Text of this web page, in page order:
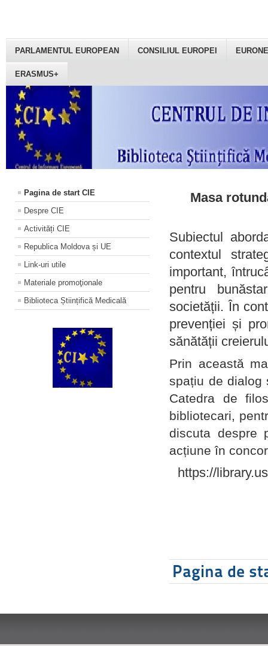
PARLAMENTUL EUROPEAN CONSILIUL EUROPEI
ERASMUS+
Pagina de start CIE
Despre CIE
Activități CIE
Republica Moldova și UE
Link-uri utile
Materiale promoţionale
Biblioteca Științifică Medicală
Masa
Subiectul
contextul
important,
pentru
societății. În
prevenției și
sănătății
Prin această
spațiu de dialog
Catedra de
bibliotecari,
discuta despre
acțiune în
https://
Pagina de